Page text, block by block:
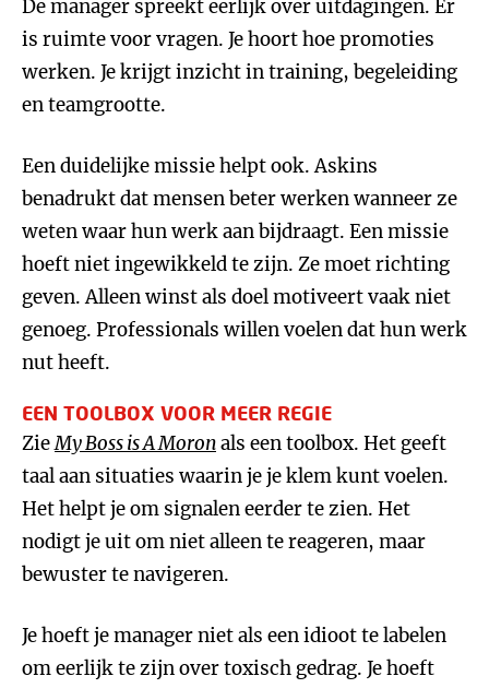
De manager spreekt eerlijk over uitdagingen. Er
is ruimte voor vragen. Je hoort hoe promoties
werken. Je krijgt inzicht in training, begeleiding
en teamgrootte.
Een duidelijke missie helpt ook. Askins
benadrukt dat mensen beter werken wanneer ze
weten waar hun werk aan bijdraagt. Een missie
hoeft niet ingewikkeld te zijn. Ze moet richting
geven. Alleen winst als doel motiveert vaak niet
genoeg. Professionals willen voelen dat hun werk
nut heeft.
EEN TOOLBOX VOOR MEER REGIE
ZieMy Boss is A Moronals een toolbox. Het geeft
taal aan situaties waarin je je klem kunt voelen.
Het helpt je om signalen eerder te zien. Het
nodigt je uit om niet alleen te reageren, maar
bewuster te navigeren.
Je hoeft je manager niet als een idioot te labelen
om eerlijk te zijn over toxisch gedrag. Je hoeft